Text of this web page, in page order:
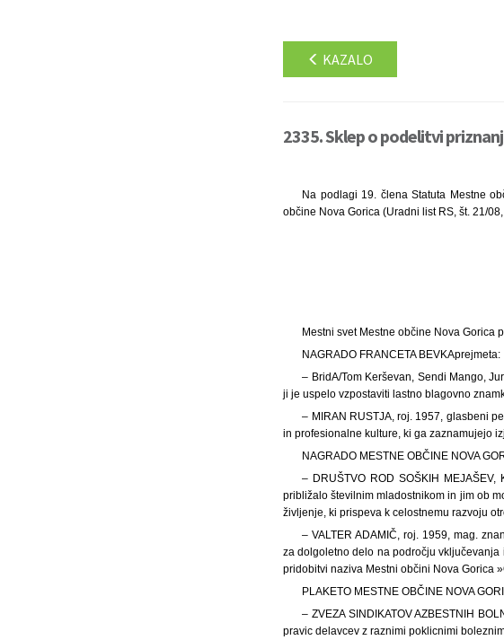
KAZALO
2335. Sklep o podelitvi
Na podlagi 19. člena Statuta Mestne
občine Nova Gorica (Uradni list RS, št. 21/
Mestni svet Mestne občine Nova
NAGRADO FRANCETA BEVKAprejmeta:
– BridA/Tom Kerševan, Sendi Mango,
ji je uspelo vzpostaviti lastno blagovno
– MIRAN RUSTJA, roj. 1957, glasbeni
in profesionalne kulture, ki ga zaznamujejo
NAGRADO MESTNE OBČINE NOVA
– DRUŠTVO ROD SOŠKIH
približalo številnim mladostnikom in jim ob
življenje, ki prispeva k celostnemu razvoju
– VALTER ADAMIČ, roj. 1959, mag.
za dolgoletno delo na področju
pridobitvi naziva Mestni občini Nova Gorica
PLAKETO MESTNE OBČINE NOVA
– ZVEZA SINDIKATOV AZBESTNIH
pravic delavcev z raznimi poklicnimi